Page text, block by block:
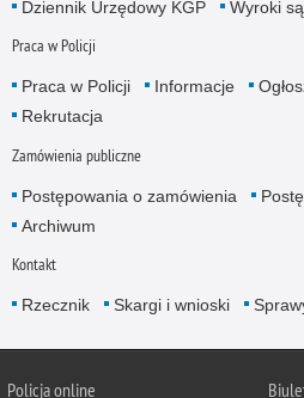
Dziennik Urzędowy KGP Wyroki
Praca w Policji
Praca w Policji Informacje
Rekrutacja
Zamówienia publiczne
Postępowania o zamówienia
Archiwum
Kontakt
Rzecznik Skargi i wnioski
Policjaonline